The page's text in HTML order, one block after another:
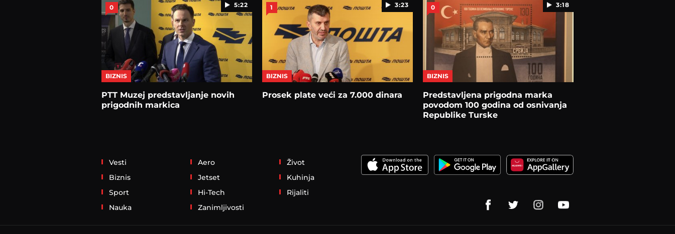
5:22
0
BIZNIS
PTT Muzej predstavljanje novih
prigodnih markica
3:23
1
BIZNIS
Prosek plate veći za 7.000 dinara
3:18
0
BIZNIS
Predstavljena prigodna marka
povodom 100 godina od osnivanja
Republike Turske
Vesti
Biznis
Sport
Nauka
Aero
Jetset
Hi-Tech
Zanimljivosti
Život
Kuhinja
Rijaliti